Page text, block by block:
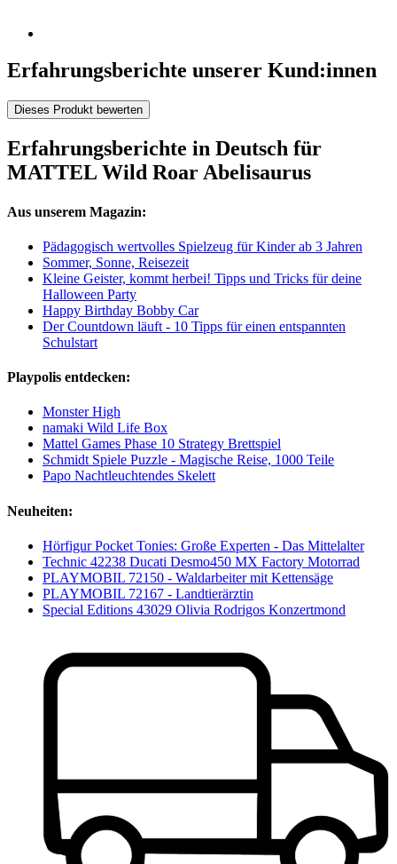
Erfahrungsberichte unserer Kund:innen
Dieses Produkt bewerten
Erfahrungsberichte in Deutsch für
MATTEL Wild Roar Abelisaurus
Aus unserem Magazin:
Pädagogisch wertvolles Spielzeug für Kinder ab 3 Jahren
Sommer, Sonne, Reisezeit
Kleine Geister, kommt herbei! Tipps und Tricks für deine
Halloween Party
Happy Birthday Bobby Car
Der Countdown läuft - 10 Tipps für einen entspannten
Schulstart
Playpolis entdecken:
Monster High
namaki Wild Life Box
Mattel Games Phase 10 Strategy Brettspiel
Schmidt Spiele Puzzle - Magische Reise, 1000 Teile
Papo Nachtleuchtendes Skelett
Neuheiten:
Hörfigur Pocket Tonies: Große Experten - Das Mittelalter
Technic 42238 Ducati Desmo450 MX Factory Motorrad
PLAYMOBIL 72150 - Waldarbeiter mit Kettensäge
PLAYMOBIL 72167 - Landtierärztin
Special Editions 43029 Olivia Rodrigos Konzertmond